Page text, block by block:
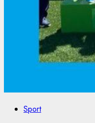
Sport